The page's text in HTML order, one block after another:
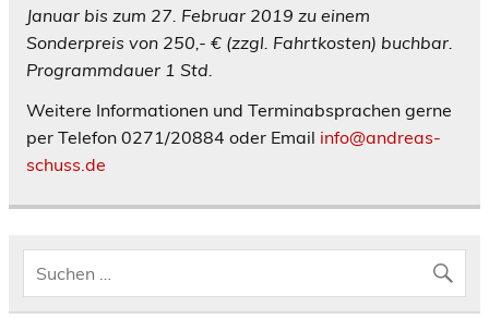
Januar bis zum 27. Februar 2019 zu einem
Sonderpreis von 250,- € (zzgl. Fahrtkosten) buchbar.
Programmdauer 1 Std.
Weitere Informationen und Terminabsprachen gerne
per Telefon 0271/20884 oder Email info@andreas-
schuss.de